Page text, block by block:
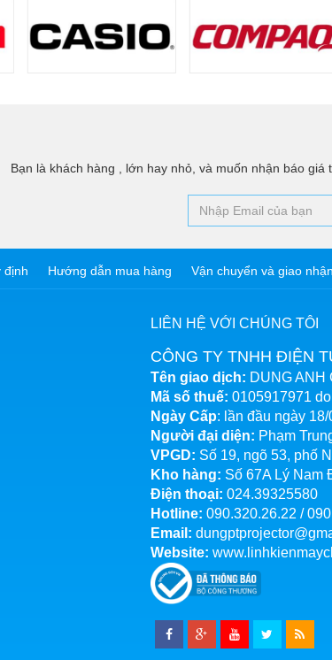
Bạn là khách hàng , lớn hay nhỏ, và muốn nhận báo
định Hướng dẫn mua hàng Vận chuyển và giao nhận
LIÊN HỆ VỚI CHÚNG TÔI
CÔNG TY TNHH ĐIỆN
Tên giao dịch: DUNG ANH
Mã số thuế: 0105917971
Ngày Cấp: lần đầu ngày
Người đại diện: Phạm
VPGD: Số 19, ngõ 53, phố
Kho hàng: Số 67A Lý Nam
Điện thoại: 024.39325580
Hotline: 090.320.26.22 /
Email:
Website: